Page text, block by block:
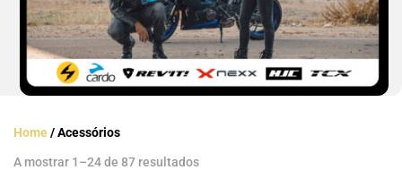
Home/ Acessórios
A mostrar 1–24 de 87 resultados